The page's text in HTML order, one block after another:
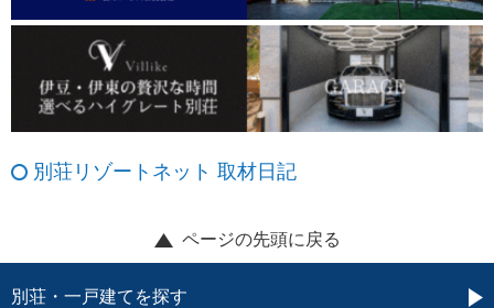
別荘リゾートネット 取材日記
ページの先頭に戻る
別荘・一戸建てを探す